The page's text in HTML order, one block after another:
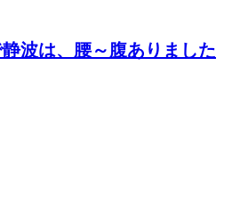
波は、腰～腹ありました